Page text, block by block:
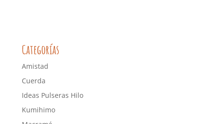
Categorías
Amistad
Cuerda
Ideas Pulseras Hilo
Kumihimo